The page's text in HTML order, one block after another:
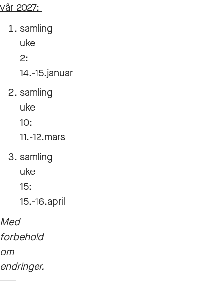
vår 2027:
samling
uke
2:
14.-15.januar
samling
uke
10:
11.-12.mars
samling
uke
15:
15.-16.april
Med
forbehold
om
endringer.